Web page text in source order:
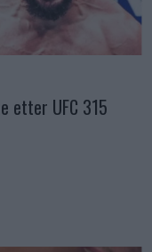
etter UFC 315